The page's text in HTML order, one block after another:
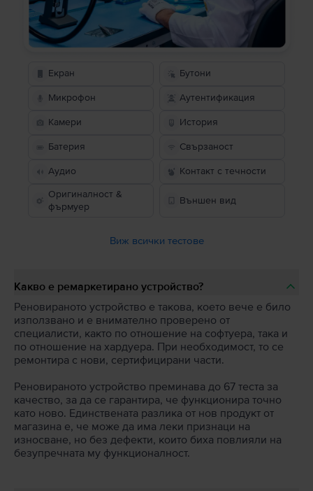
Екран Бутони
Микрофон Аутентификация
Камери История
Батерия Свързаност
Аудио
Контакт с течности
Оригиналност &
фърмуер
Външен вид
Виж всички тестове
Какво е ремаркетирано устройство?
Реновираното устройство е такова, което вече е било
използвано и е внимателно проверено от
специалисти, както по отношение на софтуера, така и
по отношение на хардуера. При необходимост, то се
ремонтира с нови, сертифицирани части.
Реновираното устройство преминава до 67 теста за
качество, за да се гарантира, че функционира точно
като ново. Единствената разлика от нов продукт от
магазина е, че може да има леки признаци на
износване, но без дефекти, които биха повлияли на
безупречната му функционалност.